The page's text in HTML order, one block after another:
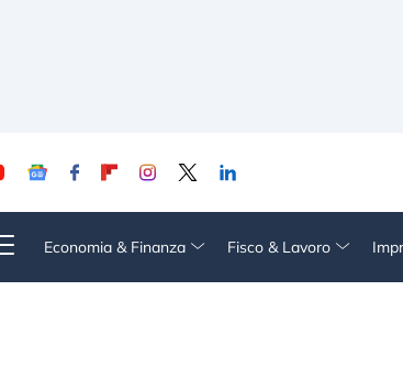
Economia & Finanza Fisco & Lavoro